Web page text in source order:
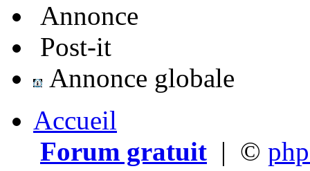
Annonce
Post-it
Annonce globale
Accueil
Forum gratuit | ©